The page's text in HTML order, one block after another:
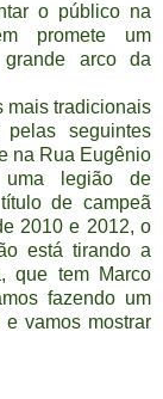
o público na
promete um
grande arco da
mais tradicionais
seguintes
na Rua Eugênio
legião de
de campeã
2010 e 2012, o
está tirando a
que tem Marco
fazendo um
vamos mostrar